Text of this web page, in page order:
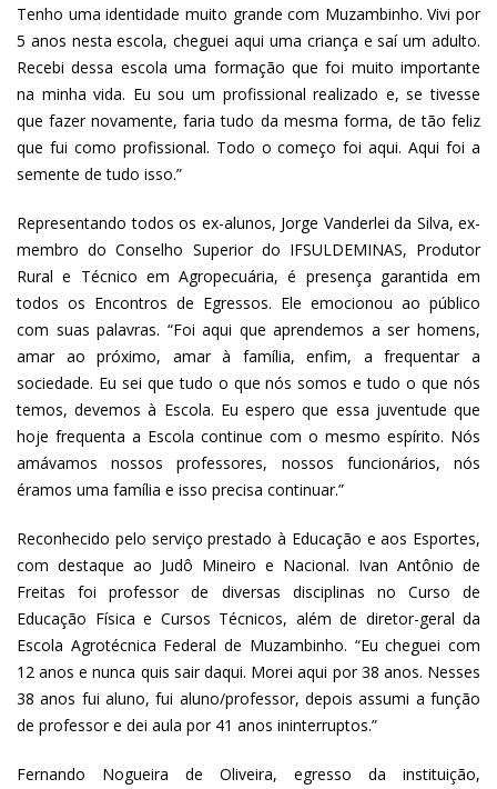
Tenho uma identidade muito grande com Muzambinho. Vivi por
5 anos nesta escola, cheguei aqui uma criança e saí um adulto.
Recebi dessa escola uma formação que foi muito importante
na minha vida. Eu sou um profissional realizado e, se tivesse
que fazer novamente, faria tudo da mesma forma, de tão feliz
que fui como profissional. Todo o começo foi aqui. Aqui foi a
semente de tudo isso.”
Representando todos os ex-alunos, Jorge Vanderlei da Silva, ex-
membro do Conselho Superior do IFSULDEMINAS, Produtor
Rural e Técnico em Agropecuária, é presença garantida em
todos os Encontros de Egressos. Ele emocionou ao público
com suas palavras. “Foi aqui que aprendemos a ser homens,
amar ao próximo, amar à família, enfim, a frequentar a
sociedade. Eu sei que tudo o que nós somos e tudo o que nós
temos, devemos à Escola. Eu espero que essa juventude que
hoje frequenta a Escola continue com o mesmo espírito. Nós
amávamos nossos professores, nossos funcionários, nós
éramos uma família e isso precisa continuar.”
Reconhecido pelo serviço prestado à Educação e aos Esportes,
com destaque ao Judô Mineiro e Nacional. Ivan Antônio de
Freitas foi professor de diversas disciplinas no Curso de
Educação Física e Cursos Técnicos, além de diretor-geral da
Escola Agrotécnica Federal de Muzambinho. “Eu cheguei com
12 anos e nunca quis sair daqui. Morei aqui por 38 anos. Nesses
38 anos fui aluno, fui aluno/professor, depois assumi a função
de professor e dei aula por 41 anos ininterruptos.”
Fernando Nogueira de Oliveira, egresso da instituição,